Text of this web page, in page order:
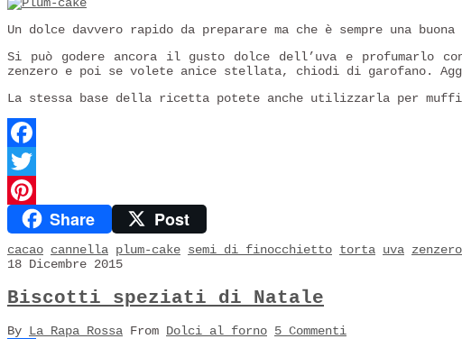
Un dolce davvero rapido da preparare ma che è sempre una
Si può godere ancora il gusto dolce dell’uva e profumarlo
zenzero e poi se volete anice stellata, chiodi di garofano.
La stessa base della ricetta potete anche utilizzarla per
Facebook
Twitter
PinterestShare Post
cacao cannella plum-cake semi di finocchietto torta uva zenzero
18 Dicembre 2015
Biscotti speziati di Natale
By La Rapa Rossa From Dolci al forno 5 Commenti